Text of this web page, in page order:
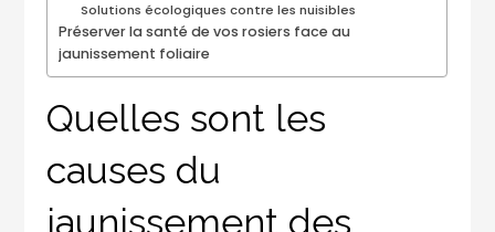
Solutions écologiques contre les nuisibles
Préserver la santé de vos rosiers face au
jaunissement foliaire
Quelles sont les
causes du
jaunissement des